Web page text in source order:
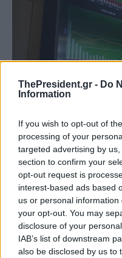
ThePresident.gr - Do
Information
If you wish to opt-out of
processing of your
targeted advertising by
section to confirm your
opt-out request is
interest-based ads based
us or personal
your opt-out. You may
disclosure of your
IAB’s list of downstream
also be disclosed by us to